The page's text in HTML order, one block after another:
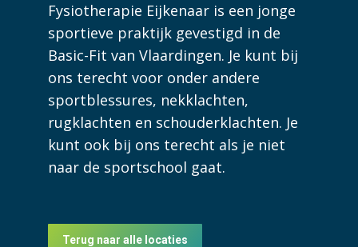
Fysiotherapie Eijkenaar is een jonge
sportieve praktijk gevestigd in de
Basic-Fit van Vlaardingen. Je kunt bij
ons terecht voor onder andere
sportblessures, nekklachten,
rugklachten en schouderklachten. Je
kunt ook bij ons terecht als je niet
naar de sportschool gaat.
Terug naar alle locaties